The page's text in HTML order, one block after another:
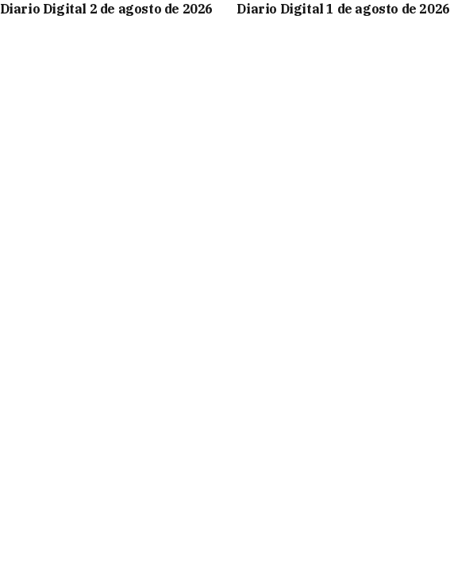
Diario Digital 2 de agosto de 2026 Diario Digital 1 de agosto de 2026